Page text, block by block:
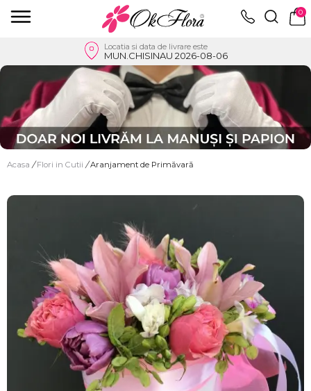
0
Locatia si data de livrare este
MUN.CHISINAU 2026-08-06
Acasa / Flori in Cutii / Aranjament de Primăvară